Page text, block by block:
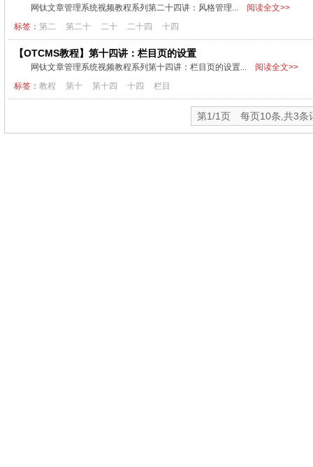
网钛文章管理系统视频教程系列第二十四讲：风格管理...
阅读全文>>
标签： 第二 第二十 二十 二十四 十四
【OTCMS教程】第十四讲：栏目页的设置
网钛文章管理系统视频教程系列第十四讲：栏目页的设置...
阅读全文>>
标签： 教程 第十 第十四 十四 栏目
第1/1页 每页10条,共3条